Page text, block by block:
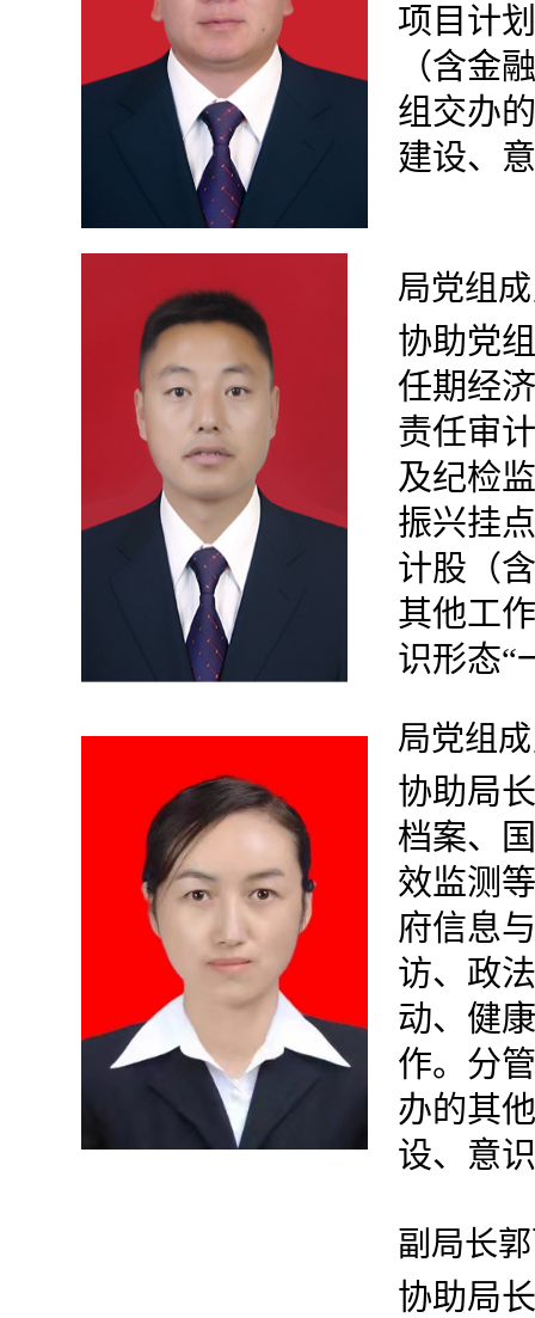
项目计
（含金
组交办
建设、
局党组
协助党
任期经
责任审
及纪检
振兴挂
计股（
其他工
识形态“
局党组
协助局
档案、
效监测
府信息
访、政
动、健
作。分
办的其
设、意
副局长
协助局